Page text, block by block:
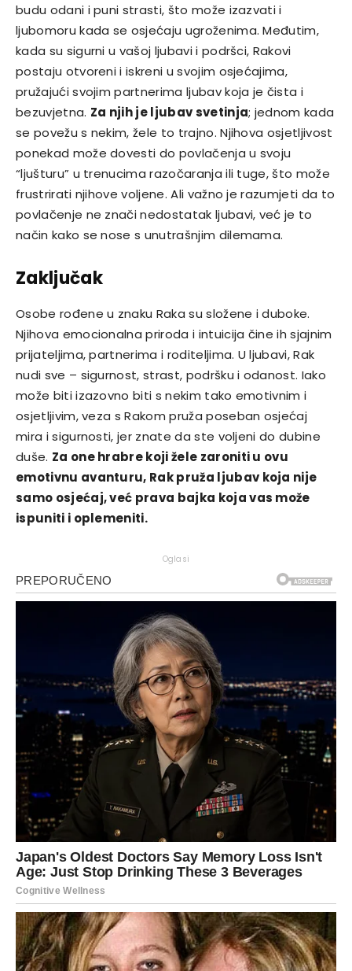
budu odani i puni strasti, što može izazvati i
ljubomoru kada se osjećaju ugroženima. Međutim,
kada su sigurni u vašoj ljubavi i podršci, Rakovi
postaju otvoreni i iskreni u svojim osjećajima,
pružajući svojim partnerima ljubav koja je čista i
bezuvjetna. Za njih je ljubav svetinja; jednom kada
se povežu s nekim, žele to trajno. Njihova osjetljivost
ponekad može dovesti do povlačenja u svoju
“ljušturu” u trenucima razočaranja ili tuge, što može
frustrirati njihove voljene. Ali važno je razumjeti da to
povlačenje ne znači nedostatak ljubavi, već je to
način kako se nose s unutrašnjim dilemama.
Zaključak
Osobe rođene u znaku Raka su složene i duboke.
Njihova emocionalna priroda i intuicija čine ih sjajnim
prijateljima, partnerima i roditeljima. U ljubavi, Rak
nudi sve – sigurnost, strast, podršku i odanost. Iako
može biti izazovno biti s nekim tako emotivnim i
osjetljivim, veza s Rakom pruža poseban osjećaj
mira i sigurnosti, jer znate da ste voljeni do dubine
duše. Za one hrabre koji žele zaroniti u ovu
emotivnu avanturu, Rak pruža ljubav koja nije
samo osjećaj, već prava bajka koja vas može
ispuniti i oplemeniti.
Oglasi